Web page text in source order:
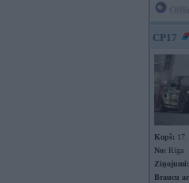
CP17
Kopš: 17.
No: Rīga
Ziņojumi:
Braucu